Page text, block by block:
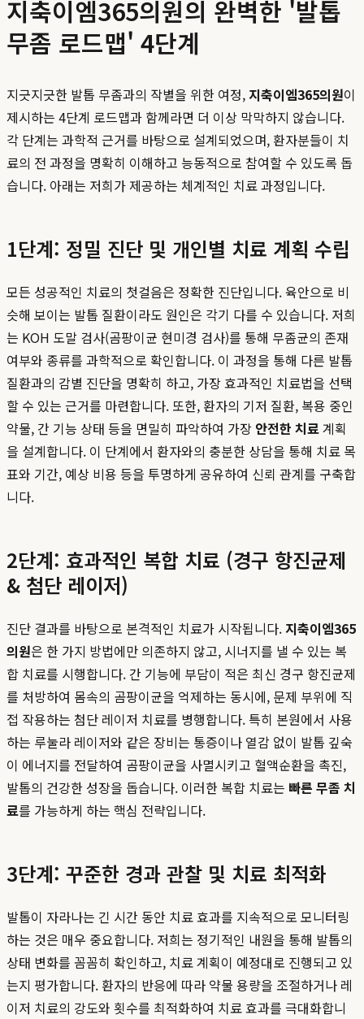
지축이엠365의원의 완벽한 '발톱
무좀 로드맵' 4단계
지긋지긋한 발톱 무좀과의 작별을 위한 여정, 지축이엠365의원이
제시하는 4단계 로드맵과 함께라면 더 이상 막막하지 않습니다.
각 단계는 과학적 근거를 바탕으로 설계되었으며, 환자분들이 치
료의 전 과정을 명확히 이해하고 능동적으로 참여할 수 있도록 돕
습니다. 아래는 저희가 제공하는 체계적인 치료 과정입니다.
1단계: 정밀 진단 및 개인별 치료 계획 수립
모든 성공적인 치료의 첫걸음은 정확한 진단입니다. 육안으로 비
슷해 보이는 발톱 질환이라도 원인은 각기 다를 수 있습니다. 저희
는 KOH 도말 검사(곰팡이균 현미경 검사)를 통해 무좀균의 존재
여부와 종류를 과학적으로 확인합니다. 이 과정을 통해 다른 발톱
질환과의 감별 진단을 명확히 하고, 가장 효과적인 치료법을 선택
할 수 있는 근거를 마련합니다. 또한, 환자의 기저 질환, 복용 중인
약물, 간 기능 상태 등을 면밀히 파악하여 가장 안전한 치료계획
을 설계합니다. 이 단계에서 환자와의 충분한 상담을 통해 치료 목
표와 기간, 예상 비용 등을 투명하게 공유하여 신뢰 관계를 구축합
니다.
2단계: 효과적인 복합 치료 (경구 항진균제
& 첨단 레이저)
진단 결과를 바탕으로 본격적인 치료가 시작됩니다. 지축이엠365
의원은 한 가지 방법에만 의존하지 않고, 시너지를 낼 수 있는 복
합 치료를 시행합니다. 간 기능에 부담이 적은 최신 경구 항진균제
를 처방하여 몸속의 곰팡이균을 억제하는 동시에, 문제 부위에 직
접 작용하는 첨단 레이저 치료를 병행합니다. 특히 본원에서 사용
하는 루눌라 레이저와 같은 장비는 통증이나 열감 없이 발톱 깊숙
이 에너지를 전달하여 곰팡이균을 사멸시키고 혈액순환을 촉진,
발톱의 건강한 성장을 돕습니다. 이러한 복합 치료는 빠른 무좀 치
료를 가능하게 하는 핵심 전략입니다.
3단계: 꾸준한 경과 관찰 및 치료 최적화
발톱이 자라나는 긴 시간 동안 치료 효과를 지속적으로 모니터링
하는 것은 매우 중요합니다. 저희는 정기적인 내원을 통해 발톱의
상태 변화를 꼼꼼히 확인하고, 치료 계획이 예정대로 진행되고 있
는지 평가합니다. 환자의 반응에 따라 약물 용량을 조절하거나 레
이저 치료의 강도와 횟수를 최적화하여 치료 효과를 극대화합니